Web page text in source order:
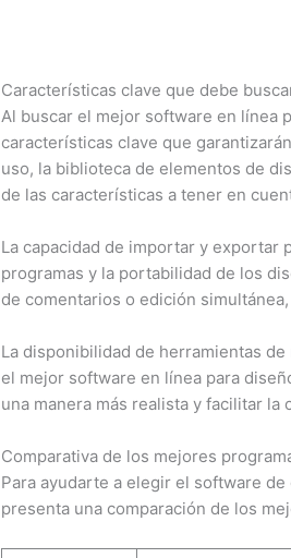
Características clave que debe
Al buscar el mejor software en línea
características clave que
uso, la biblioteca de elementos de
de las características a tener en
La capacidad de importar y exportar
programas y la portabilidad de los
de comentarios o edición
La disponibilidad de herramientas
el mejor software en línea para
una manera más realista y facilitar
Comparativa de los mejores
Para ayudarte a elegir el software
presenta una comparación de los